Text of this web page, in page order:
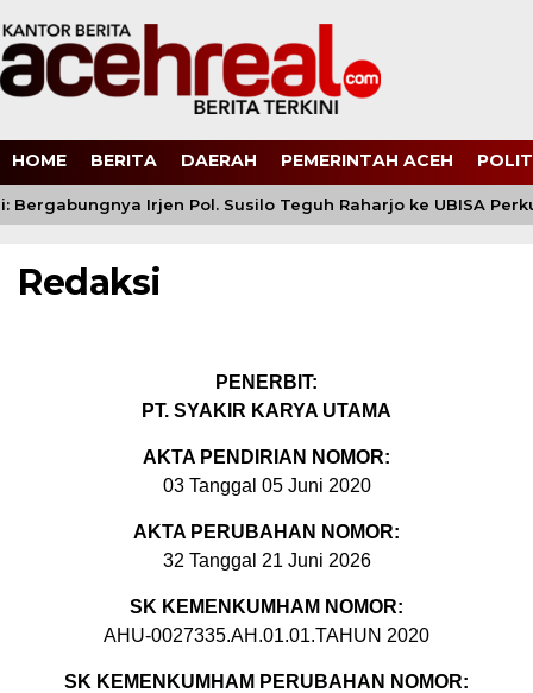
HOME BERITA DAERAH PEMERINTAH ACEH
Bergabungnya Irjen Pol. Susilo Teguh Raharjo ke UBISA
Redaksi
PENERBIT:
PT. SYAKIR KARYA UTAMA
AKTA PENDIRIAN NOMOR:
03 Tanggal 05 Juni 2020
AKTA PERUBAHAN NOMOR:
32 Tanggal 21 Juni 2026
SK KEMENKUMHAM NOMOR:
AHU-0027335.AH.01.01.TAHUN 2020
SK KEMENKUMHAM PERUBAHAN NOMOR: